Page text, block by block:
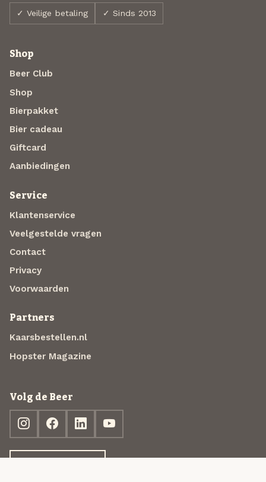
✓ Veilige betaling ✓ Sinds 2013
Shop
Beer Club
Shop
Bierpakket
Bier cadeau
Giftcard
Aanbiedingen
Service
Klantenservice
Veelgestelde vragen
Contact
Privacy
Voorwaarden
Partners
Kaarsbestellen.nl
Hopster Magazine
Volg de Beer